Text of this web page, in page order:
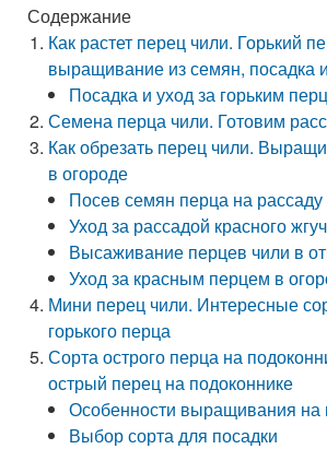
Содержание
Как растет перец чили. Горький
выращивание из семян, посадка
Посадка и уход за горьким
Семена перца чили. Готовим
Как обрезать перец чили.
в огороде
Посев семян перца на рассаду
Уход за рассадой красного
Высаживание перцев чили в
Уход за красным перцем в
Мини перец чили. Интересные
горького перца
Сорта острого перца на
острый перец на подоконнике
Особенности выращивания на
Выбор сорта для посадки